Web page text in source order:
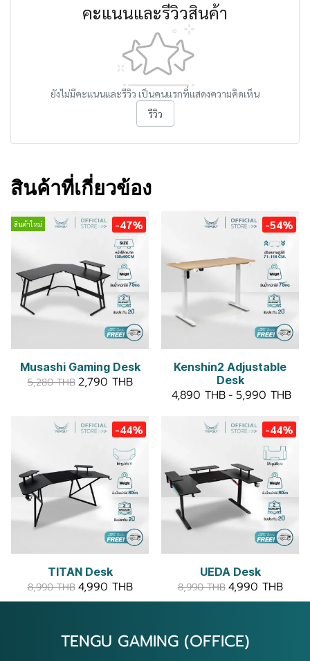
คะแนนและรีวิวสินค้า
ยังไม่มีคะแนนและรีวิว เป็นคนแรกที่แสดงความคิดเห็น
รีวิว
สินค้าที่เกี่ยวข้อง
สินค้าใหม่ -47%
Musashi Gaming Desk
5,280 THB 2,790 THB
-54%
Kenshin2 Adjustable
Desk
4,890 THB- 5,990 THB
-44%
TITAN Desk
8,990 THB 4,990 THB
-44%
UEDA Desk
8,990 THB 4,990 THB
TENGU GAMING (OFFICE)